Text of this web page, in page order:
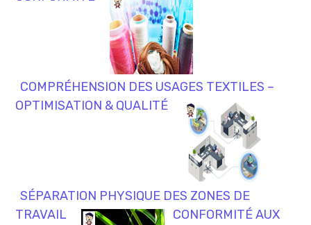
COMPRÉHENSION DES USAGES TEXTILES –
OPTIMISATION & QUALITÉ
SÉPARATION PHYSIQUE DES ZONES DE
TRAVAIL
CONFORMITÉ AUX